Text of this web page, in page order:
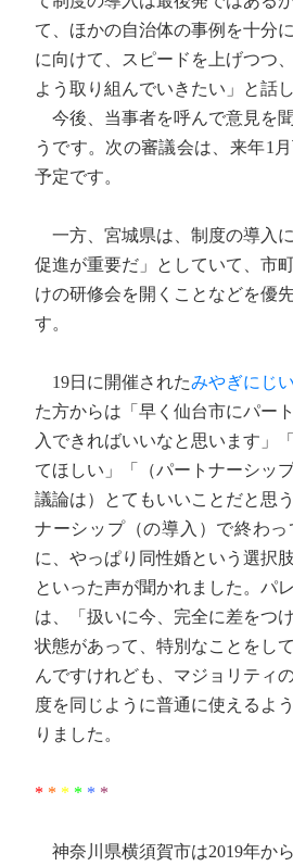
て、ほかの自治体の事例を十分
に向けて、スピードを上げつつ
よう取り組んでいきたい」と話し
今後、当事者を呼んで意見を
うです。次の審議会は、来年1
予定です。
一方、宮城県は、制度の導入
促進が重要だ」としていて、市
けの研修会を開くことなどを優
す。
19日に開催されたみやぎにじ
た方からは「早く仙台市にパー
入できればいいなと思います」
てほしい」「（パートナーシッ
議論は）とてもいいことだと思
ナーシップ（の導入）で終わ
に、やっぱり同性婚という選択
といった声が聞かれました。パ
は、「扱いに今、完全に差をつ
状態があって、特別なことをし
んですけれども、マジョリティ
度を同じように普通に使えるよ
りました。
* * * * * *
神奈川県横須賀市は2019年か